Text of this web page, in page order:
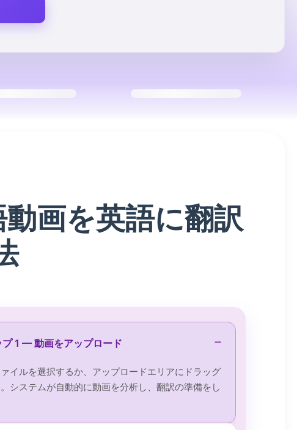
画を英語に翻訳
プ 1 — 動画をアップロード −
イルを選択するか、アップロードエリアにドラッグ
システムが自動的に動画を分析し、翻訳の準備をし